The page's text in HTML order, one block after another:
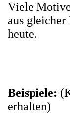
Viele
aus gleicher
heute.
Beispiele:
erhalten)